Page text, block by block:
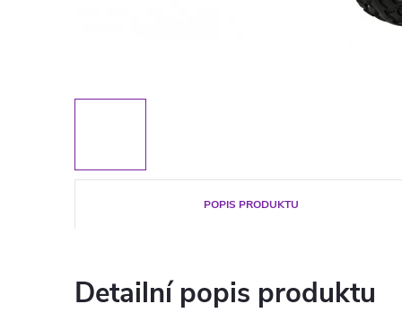
POPIS PRODUKTU
Detailní popis produktu